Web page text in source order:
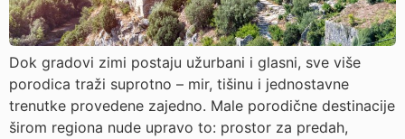
Dok gradovi zimi postaju užurbani i glasni, sve više
porodica traži suprotno – mir, tišinu i jednostavne
trenutke provedene zajedno. Male porodične destinacije
širom regiona nude upravo to: prostor za predah,